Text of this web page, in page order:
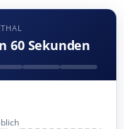
60 Sekunden